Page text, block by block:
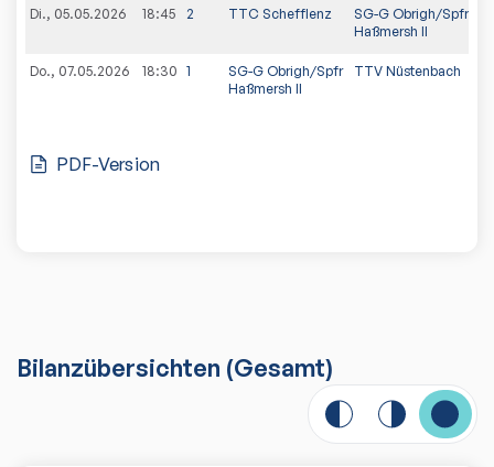
Di., 05.05.2026 18:45 2 TTC Schefflenz
SG-G Obrigh/Spfr
Haßmersh II
Do., 07.05.2026 18:30 1
SG-G Obrigh/Spfr
Haßmersh II
TTV Nüstenbach
PDF-Version
Bilanzübersichten (Gesamt)